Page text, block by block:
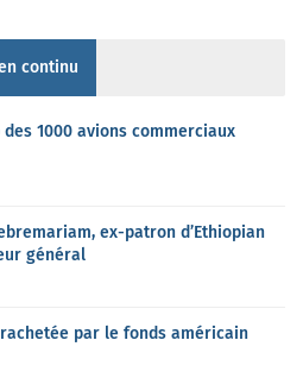
continu
1000 avions commerciaux
ex-patron d’Ethiopian
général
par le fonds américain